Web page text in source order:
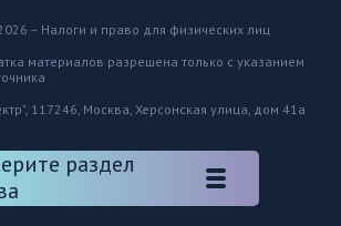
– Налоги и право для физических лиц
материалов разрешена только с указанием
117246, Москва, Херсонская улица, дом 41а
раздел